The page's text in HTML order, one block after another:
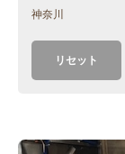
神奈川
リセット